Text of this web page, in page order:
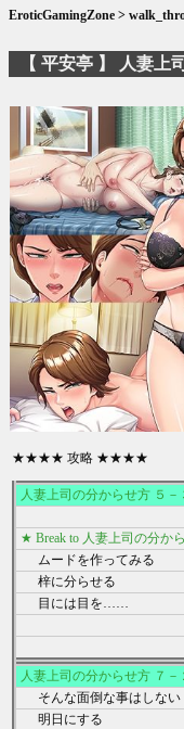
EroticGamingZone >
【 平安亭 】 人妻上
★★★★ 攻略 ★★★★
人妻上司の分からせ方 ５－
★ Break to 人妻上司の分か
ムードを作ってみる
梓に分らせる
目には目を……
人妻上司の分からせ方 ７－
そんな面倒な事はしない
明日にする